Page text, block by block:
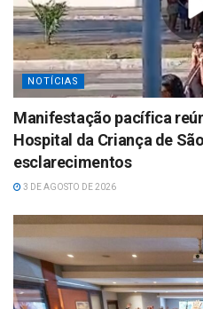
NOTÍCIAS
Manifestação pacífica
Hospital da Criança de
esclarecimentos
3 DE AGOSTO DE 2026